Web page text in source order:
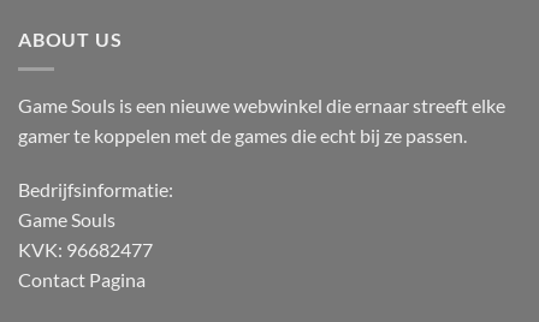
ABOUT US
Game Souls is een nieuwe webwinkel die ernaar streeft elke
gamer te koppelen met de games die echt bij ze passen.
Bedrijfsinformatie:
Game Souls
KVK: 96682477
Contact Pagina